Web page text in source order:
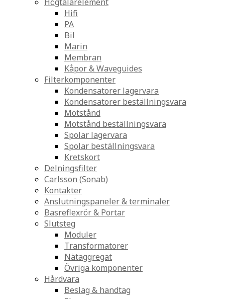
Hifi
PA
Bil
Marin
Membran
Kåpor & Waveguides
Filterkomponenter
Kondensatorer lagervara
Kondensatorer beställningsvara
Motstånd
Motstånd beställningsvara
Spolar lagervara
Spolar beställningsvara
Kretskort
Delningsfilter
Carlsson (Sonab)
Kontakter
Anslutningspaneler & terminaler
Basreflexrör & Portar
Slutsteg
Moduler
Transformatorer
Nätaggregat
Övriga komponenter
Hårdvara
Beslag & handtag